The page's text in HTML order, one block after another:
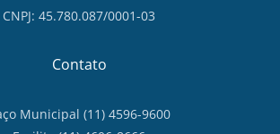
CNPJ: 45.780.087/0001-03
Contato
Municipal (11) 4596-9600